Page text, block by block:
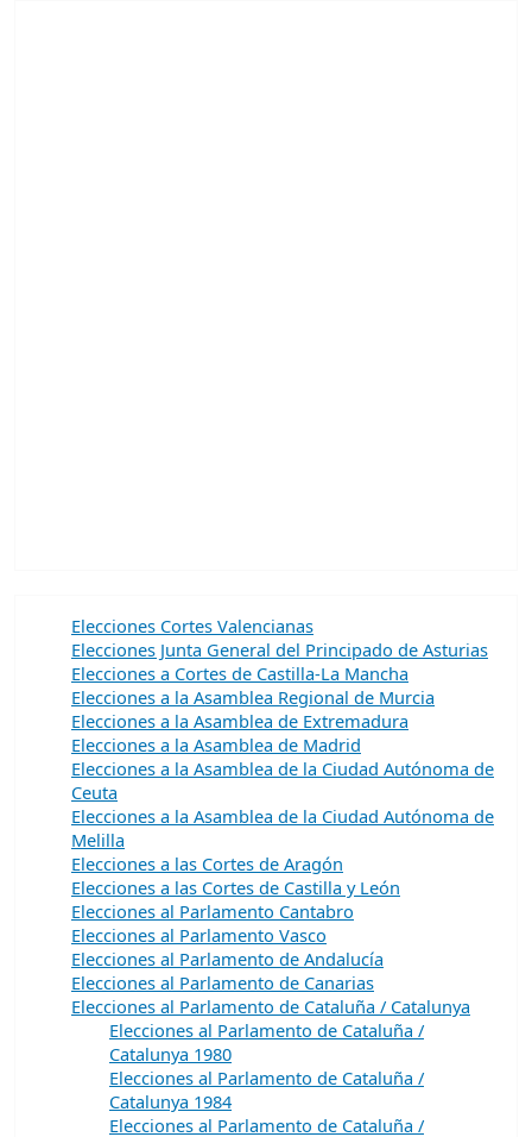
Elecciones Cortes Valencianas
Elecciones Junta General del Principado de Asturias
Elecciones a Cortes de Castilla-La Mancha
Elecciones a la Asamblea Regional de Murcia
Elecciones a la Asamblea de Extremadura
Elecciones a la Asamblea de Madrid
Elecciones a la Asamblea de la Ciudad Autónoma de
Ceuta
Elecciones a la Asamblea de la Ciudad Autónoma de
Melilla
Elecciones a las Cortes de Aragón
Elecciones a las Cortes de Castilla y León
Elecciones al Parlamento Cantabro
Elecciones al Parlamento Vasco
Elecciones al Parlamento de Andalucía
Elecciones al Parlamento de Canarias
Elecciones al Parlamento de Cataluña / Catalunya
Elecciones al Parlamento de Cataluña /
Catalunya 1980
Elecciones al Parlamento de Cataluña /
Catalunya 1984
Elecciones al Parlamento de Cataluña /